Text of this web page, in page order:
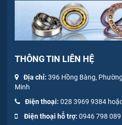
THÔNG TIN LIÊN HỆ
Địa chỉ: 396 Hồng Bàng,
Minh
Điện thoại: 028 3969 9384
Điện thoại hỗ trợ: 0946 798 089